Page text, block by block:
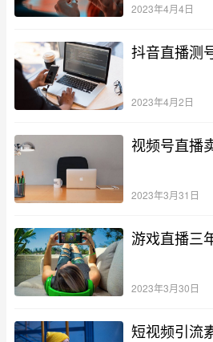
2023年4月4日
抖音直播测
2023年4月2日
视频号直播
2023年3月31日
游戏直播三
2023年3月30日
短视频引流